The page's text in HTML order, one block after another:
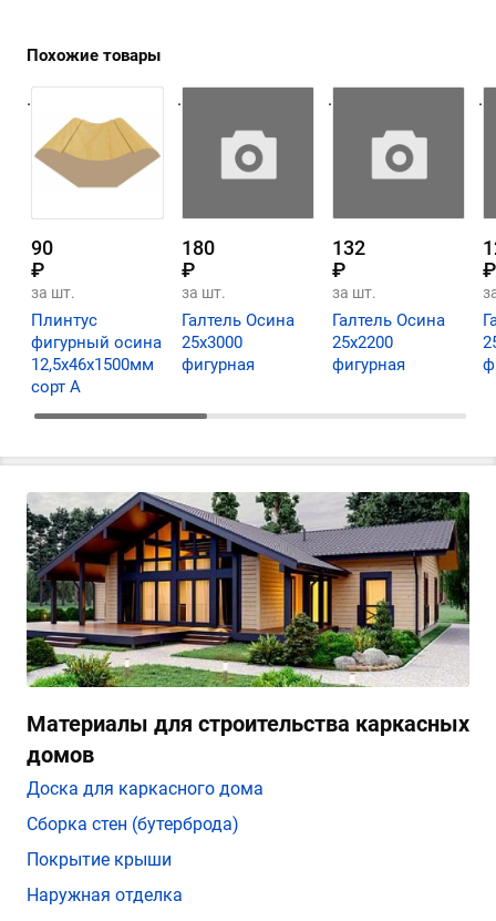
Похожие товары
.
90
₽
за шт.
Плинтус
фигурный осина
12,5х46х1500мм
сорт А
.
180
₽
за шт.
Галтель Осина
25х3000
фигурная
.
132
₽
за шт.
Галтель Осина
25х2200
фигурная
.
₽
Материалы для строительства каркасных
домов
Доска для каркасного дома
Сборка стен (бутерброда)
Покрытие крыши
Наружная отделка